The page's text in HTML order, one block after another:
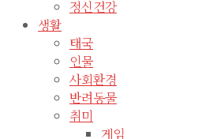
정신건강
생활
태국
인물
사회환경
반려동물
취미
게임